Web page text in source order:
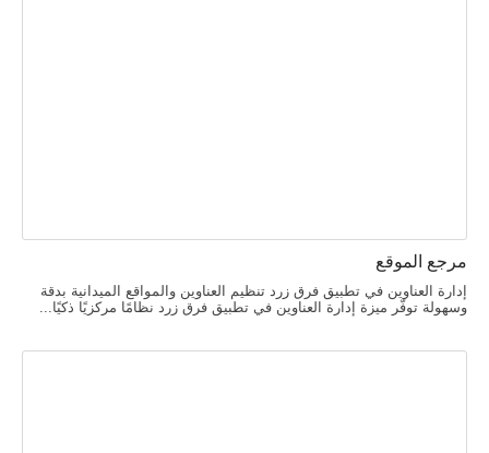
مرجع الموقع
إدارة العناوين في تطبيق فرق زرد تنظيم العناوين والمواقع الميدانية بدقة
وسهولة توفّر ميزة إدارة العناوين في تطبيق فرق زرد نظامًا مركزيًا ذكيًا...